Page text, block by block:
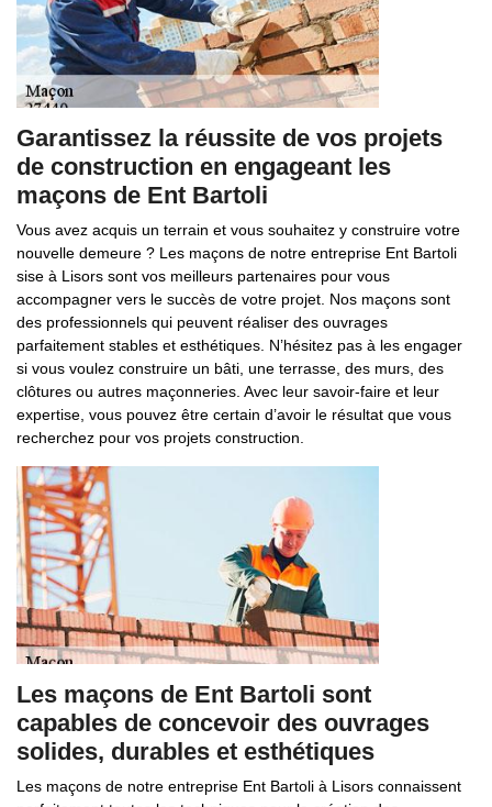
Garantissez la réussite de vos projets
de construction en engageant les
maçons de Ent Bartoli
Vous avez acquis un terrain et vous souhaitez y construire votre
nouvelle demeure ? Les maçons de notre entreprise Ent Bartoli
sise à Lisors sont vos meilleurs partenaires pour vous
accompagner vers le succès de votre projet. Nos maçons sont
des professionnels qui peuvent réaliser des ouvrages
parfaitement stables et esthétiques. N’hésitez pas à les engager
si vous voulez construire un bâti, une terrasse, des murs, des
clôtures ou autres maçonneries. Avec leur savoir-faire et leur
expertise, vous pouvez être certain d’avoir le résultat que vous
recherchez pour vos projets construction.
Les maçons de Ent Bartoli sont
capables de concevoir des ouvrages
solides, durables et esthétiques
Les maçons de notre entreprise Ent Bartoli à Lisors connaissent